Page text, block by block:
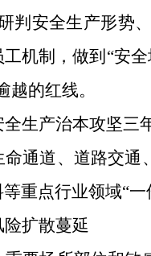
判安全生产形势
机制，做到“安
越的红线。
生产治本攻坚三
命通道、道路交
重点行业领域“
扩散蔓延